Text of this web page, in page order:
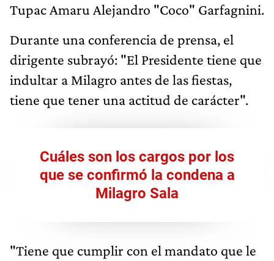
Tupac Amaru Alejandro "Coco" Garfagnini.
Durante una conferencia de prensa, el
dirigente subrayó: "El Presidente tiene que
indultar a Milagro antes de las fiestas,
tiene que tener una actitud de carácter".
Cuáles son los cargos por los
que se confirmó la condena a
Milagro Sala
"Tiene que cumplir con el mandato que le